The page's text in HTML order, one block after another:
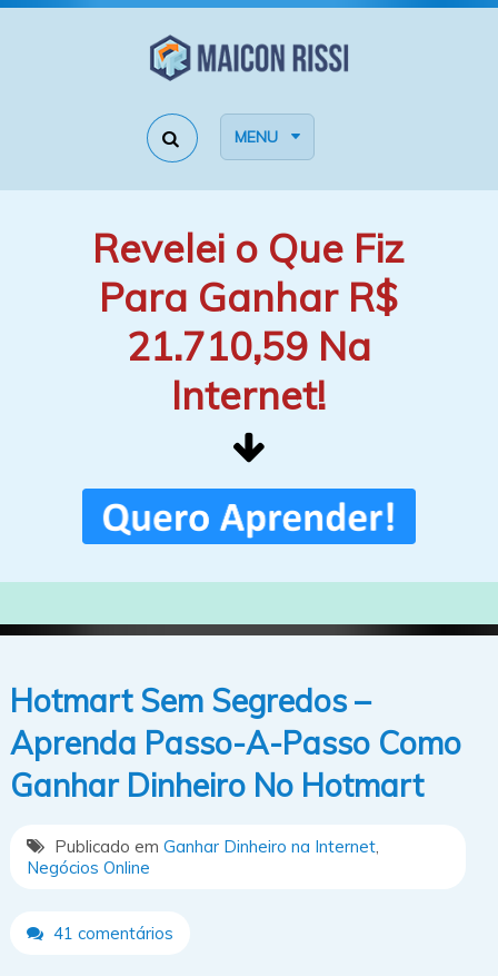
MENU
Revelei o Que Fiz
Para Ganhar R$
21.710,59 Na
Internet!
Hotmart Sem Segredos –
Aprenda Passo-A-Passo Como
Ganhar Dinheiro No Hotmart
Publicado em Ganhar Dinheiro na Internet,
Negócios Online
41 comentários